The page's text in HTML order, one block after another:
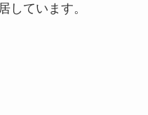
しています。